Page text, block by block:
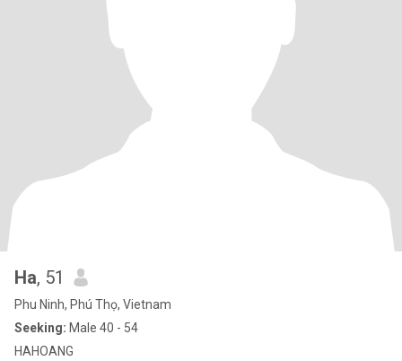
Ha, 51
Phu Ninh, Phú Thọ, Vietnam
Seeking: Male 40 - 54
HAHOANG